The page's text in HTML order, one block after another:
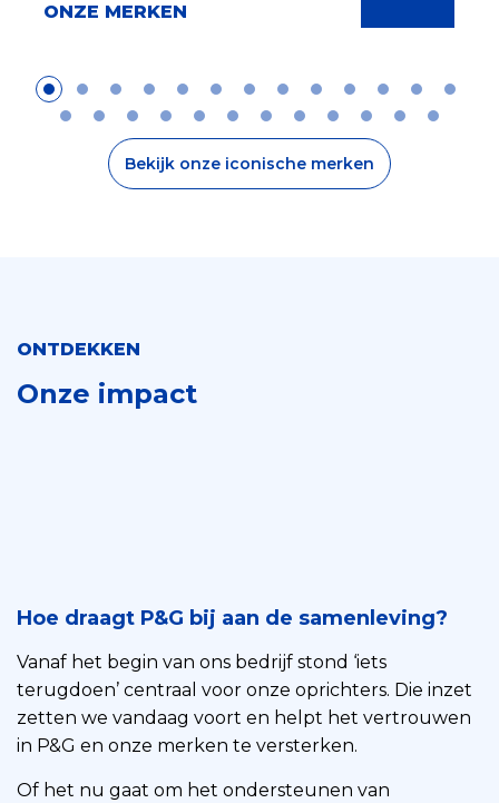
ONZE MERKEN
Bekijk onze iconische merken
ONTDEKKEN
Onze impact
Hoe draagt P&G bij aan de samenleving?
Vanaf het begin van ons bedrijf stond ‘iets
terugdoen’ centraal voor onze oprichters. Die inzet
zetten we vandaag voort en helpt het vertrouwen
in P&G en onze merken te versterken.
Of het nu gaat om het ondersteunen van